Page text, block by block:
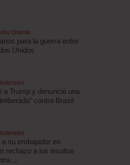
Oriente
para la guerra entre
Unidos
a Trump y denunció una
contra Brasil
su embajador en
rechazo a los insultos
...